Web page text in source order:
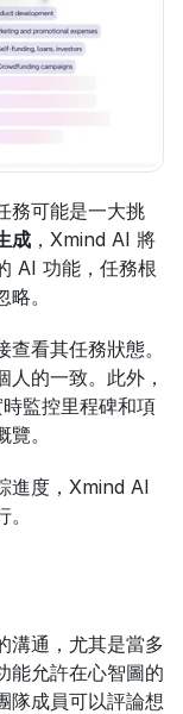
務可能是一大挑
成 ，Xmind AI 將
AI 功能，任務根
。
看其任務狀態。
的一致。此外，
監控里程碑和項
。
進度，Xmind AI
溝通，尤其是當多
能允許在心智圖的
隊成員可以評論想